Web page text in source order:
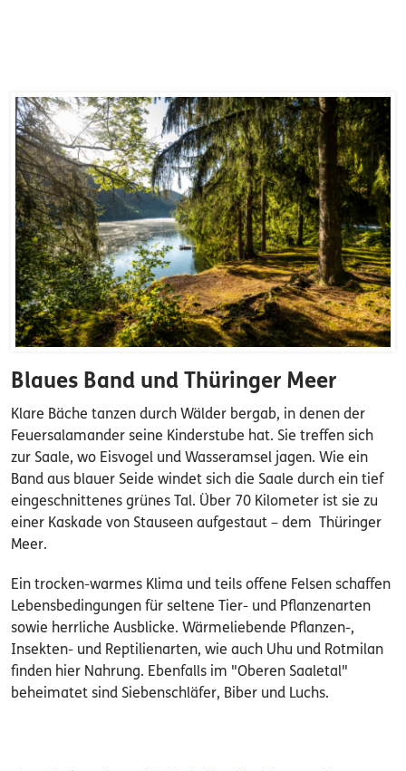
Blaues Band und Thüringer Meer
Klare Bäche tanzen durch Wälder bergab, in denen der
Feuersalamander seine Kinderstube hat. Sie treffen sich
zur Saale, wo Eisvogel und Wasseramsel jagen. Wie ein
Band aus blauer Seide windet sich die Saale durch ein tief
eingeschnittenes grünes Tal. Über 70 Kilometer ist sie zu
einer Kaskade von Stauseen aufgestaut – dem Thüringer
Meer.
Ein trocken-warmes Klima und teils offene Felsen schaffen
Lebensbedingungen für seltene Tier- und Pflanzenarten
sowie herrliche Ausblicke. Wärmeliebende Pflanzen-,
Insekten- und Reptilienarten, wie auch Uhu und Rotmilan
finden hier Nahrung. Ebenfalls im "Oberen Saaletal"
beheimatet sind Siebenschläfer, Biber und Luchs.